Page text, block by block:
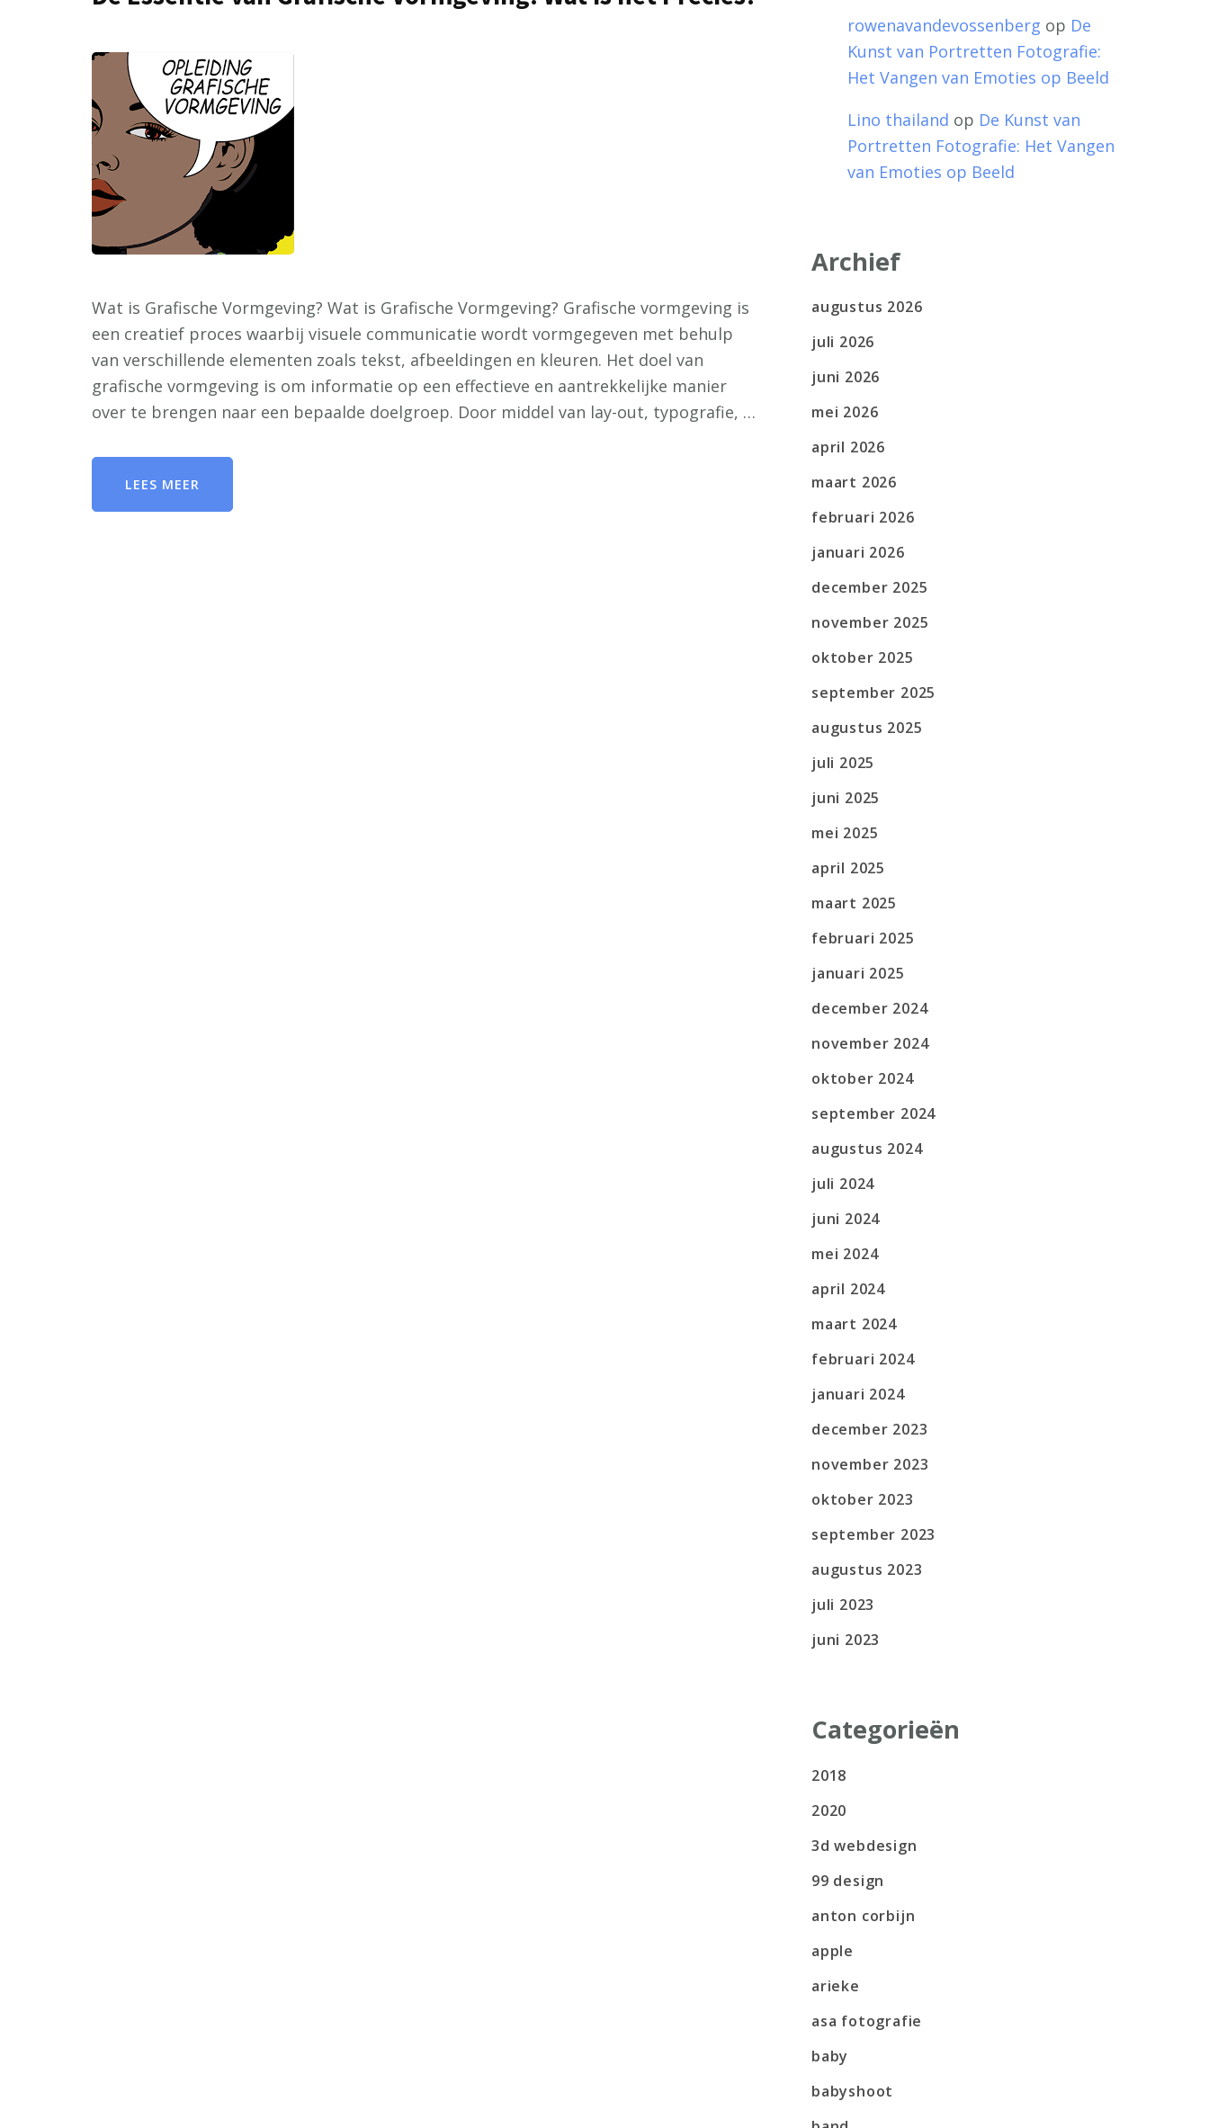
Wat is Grafische Vormgeving? Wat is Grafische Vormgeving? Grafische vormgeving is
een creatief proces waarbij visuele communicatie wordt vormgegeven met behulp
van verschillende elementen zoals tekst, afbeeldingen en kleuren. Het doel van
grafische vormgeving is om informatie op een effectieve en aantrekkelijke manier
over te brengen naar een bepaalde doelgroep. Door middel van lay-out, typografie, …
LEES MEER
rowenavandevossenberg op De
Kunst van Portretten Fotografie:
Het Vangen van Emoties op Beeld
Lino thailand op De Kunst van
Portretten Fotografie: Het Vangen
van Emoties op Beeld
Archief
augustus 2026
juli 2026
juni 2026
mei 2026
april 2026
maart 2026
februari 2026
januari 2026
december 2025
november 2025
oktober 2025
september 2025
augustus 2025
juli 2025
juni 2025
mei 2025
april 2025
maart 2025
februari 2025
januari 2025
december 2024
november 2024
oktober 2024
september 2024
augustus 2024
juli 2024
juni 2024
mei 2024
april 2024
maart 2024
februari 2024
januari 2024
december 2023
november 2023
oktober 2023
september 2023
augustus 2023
juli 2023
juni 2023
Categorieën
2018
2020
3d webdesign
99 design
anton corbijn
apple
arieke
asa fotografie
baby
babyshoot